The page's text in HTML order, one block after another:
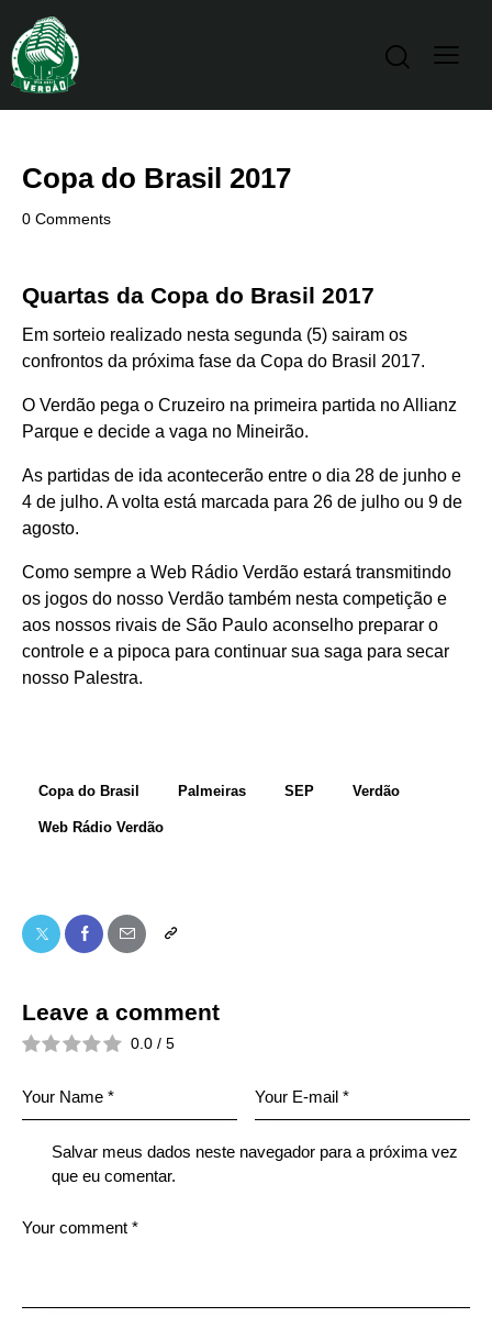
Copa do Brasil 2017
0 Comments
Quartas da Copa do Brasil 2017
Em sorteio realizado nesta segunda (5) sairam os
confrontos da próxima fase da Copa do Brasil 2017.
O Verdão pega o Cruzeiro na primeira partida no Allianz
Parque e decide a vaga no Mineirão.
As partidas de ida acontecerão entre o dia 28 de junho e
4 de julho. A volta está marcada para 26 de julho ou 9 de
agosto.
Como sempre a Web Rádio Verdão estará transmitindo
os jogos do nosso Verdão também nesta competição e
aos nossos rivais de São Paulo aconselho preparar o
controle e a pipoca para continuar sua saga para secar
nosso Palestra.
Copa do Brasil Palmeiras SEP Verdão
Web Rádio Verdão
Leave a comment
0.0 / 5
Salvar meus dados neste navegador para a próxima vez
que eu comentar.